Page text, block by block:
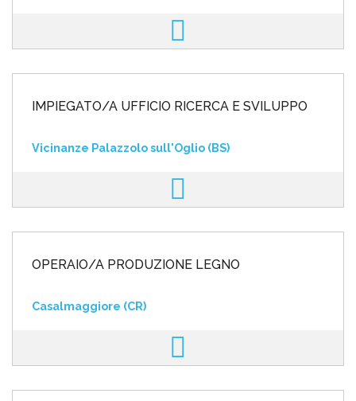
IMPIEGATO/A UFFICIO RICERCA E SVILUPPO
Vicinanze Palazzolo sull'Oglio (BS)
OPERAIO/A PRODUZIONE LEGNO
Casalmaggiore (CR)